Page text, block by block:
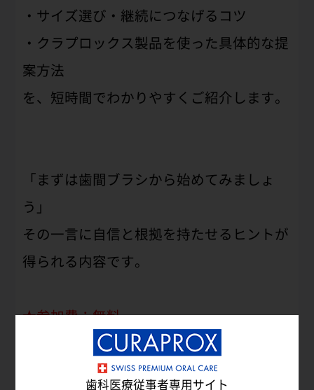
・サイズ選び・継続につなげるコツ
・クラプロックス製品を使った具体的な提
案方法
を、短時間でわかりやすくご紹介します。
「まずは歯間ブラシから始めてみましょ
う」
その一言に自信と根拠を持たせるヒントが
得られる内容です。
★参加費：無料
★医院単位・お一人参加どちらもOK
歯科医療従事者専用サイト